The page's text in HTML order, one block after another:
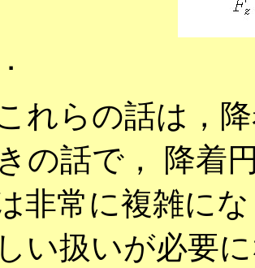
れらの話は，
の話で， 降着
非常に複雑にな
い扱いが必要